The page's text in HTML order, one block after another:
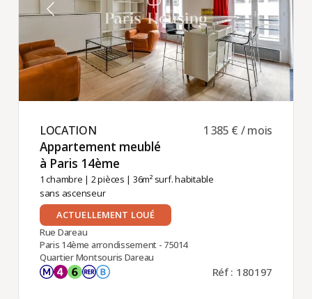
LOCATION ​
Appartement meublé
à Paris 14ème ​
1 chambre | 2 pièces | 36m² surf. habitable
sans ascenseur
1 385 € / mois
ACTUELLEMENT LOUÉ
Rue Dareau
Paris 14ème arrondissement - 75014
Quartier Montsouris Dareau
Réf : 180197